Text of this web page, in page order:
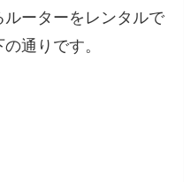
ルーターをレンタルで
通りです。